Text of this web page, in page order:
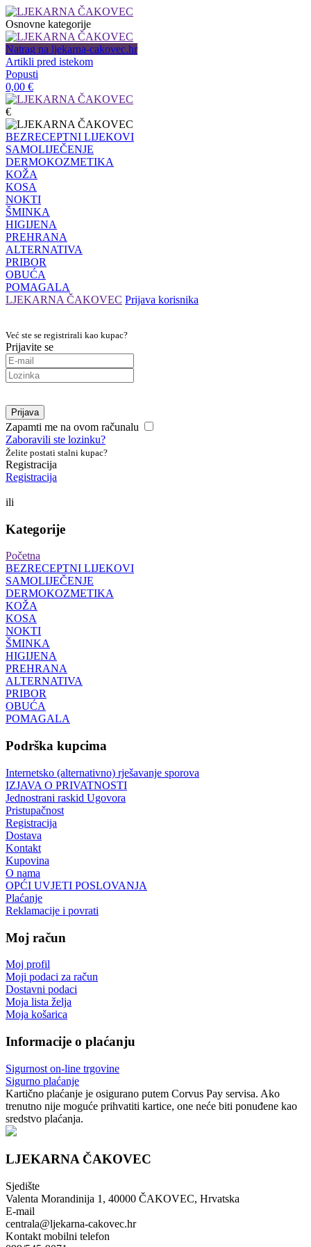
Osnovne kategorije
Natrag na ljekarna-cakovec.hr
Artikli pred istekom
Popusti
0,00 €
€
BEZRECEPTNI LIJEKOVI
SAMOLIJEČENJE
DERMOKOZMETIKA
KOŽA
KOSA
NOKTI
ŠMINKA
HIGIJENA
PREHRANA
ALTERNATIVA
PRIBOR
OBUĆA
POMAGALA
LJEKARNA ČAKOVEC Prijava korisnika
Već ste se registrirali kao kupac?
Prijavite se
Prijava
Zapamti me na ovom računalu
Zaboravili ste lozinku?
Želite postati stalni kupac?
Registracija
Registracija
ili
Kategorije
Početna
BEZRECEPTNI LIJEKOVI
SAMOLIJEČENJE
DERMOKOZMETIKA
KOŽA
KOSA
NOKTI
ŠMINKA
HIGIJENA
PREHRANA
ALTERNATIVA
PRIBOR
OBUĆA
POMAGALA
Podrška kupcima
Internetsko (alternativno) rješavanje sporova
IZJAVA O PRIVATNOSTI
Jednostrani raskid Ugovora
Pristupačnost
Registracija
Dostava
Kontakt
Kupovina
O nama
OPĆI UVJETI POSLOVANJA
Plaćanje
Reklamacije i povrati
Moj račun
Moj profil
Moji podaci za račun
Dostavni podaci
Moja lista želja
Moja košarica
Informacije o plaćanju
Sigurnost on-line trgovine
Sigurno plaćanje
Kartično plaćanje je osigurano putem Corvus Pay servisa. Ako
trenutno nije moguće prihvatiti kartice, one neće biti ponuđene kao
sredstvo plaćanja.
LJEKARNA ČAKOVEC
Sjedište
Valenta Morandinija 1, 40000 ČAKOVEC, Hrvatska
E-mail
centrala@ljekarna-cakovec.hr
Kontakt mobilni telefon